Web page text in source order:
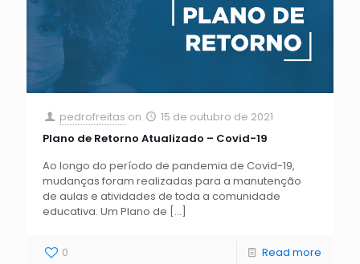
pedrofreitas on
15 de outubro de 2021
Plano de Retorno Atualizado – Covid-19
Ao longo do período de pandemia de Covid-19,
mudanças foram realizadas para a manutenção
de aulas e atividades de toda a comunidade
educativa. Um Plano de […]
0 Read more